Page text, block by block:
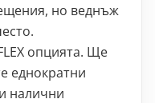
но веднъж
опцията. Ще
еднократни
налични